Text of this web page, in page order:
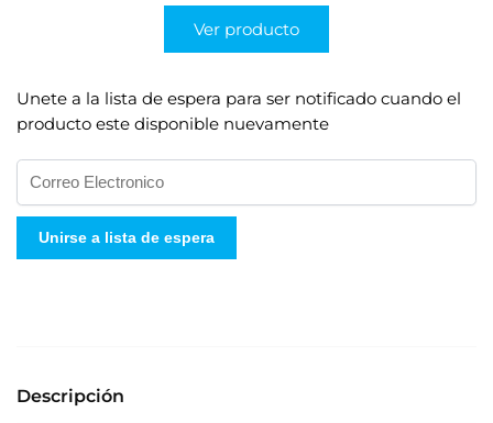
Ver producto
Unete a la lista de espera para ser notificado cuando el
producto este disponible nuevamente
n
g
d
Unirse a lista de espera
Descripción